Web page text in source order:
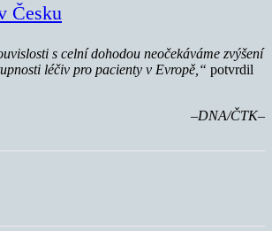
Česku
s celní dohodou neočekáváme zvýšení
léčiv pro pacienty v Evropě,“ potvrdil
–DNA/ČTK–